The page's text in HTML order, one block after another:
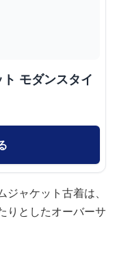
モダンスタイ
ャケット古着は、
りとしたオーバーサ